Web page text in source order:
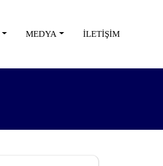
MEDYA İLETİŞİM